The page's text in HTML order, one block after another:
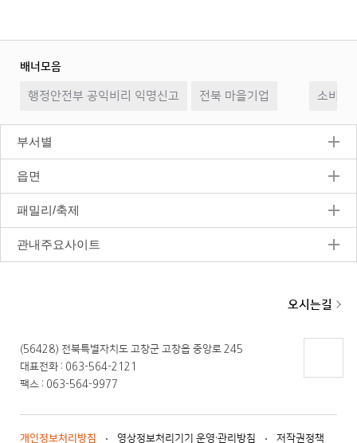
배너모음
시
지
음
행정안전부 공익비리 익명신고 전북 마을기업 소비자
부서별
읍면
패밀리/축제
관내주요사이트
(56428) 전북특별자치도 고창군 고창읍 중앙로 245
대표전화 : 063-564-2121
팩스 : 063-564-9977
개인정보처리방침 영상정보처리기기 운영·관리방침 저작권정책
오시는길